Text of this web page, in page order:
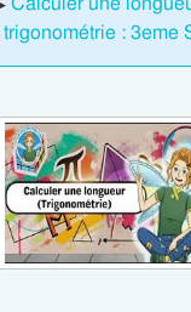
: 3eme